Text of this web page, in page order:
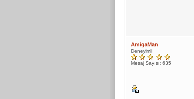
AmigaMan
Deneyimli
Mesaj Sayısı: 635